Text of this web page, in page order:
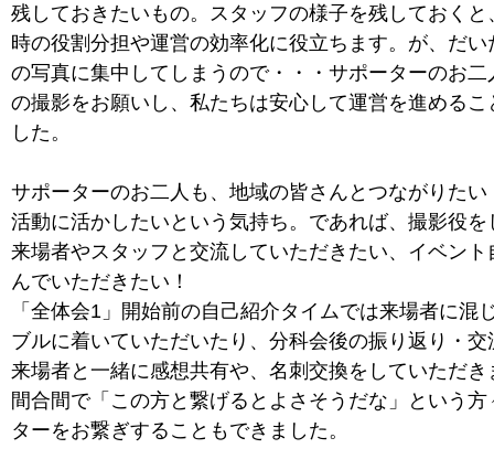
残しておきたいもの。スタッフの様子を残しておくと
時の役割分担や運営の効率化に役立ちます。が、だい
の写真に集中してしまうので・・・サポーターのお二
の撮影をお願いし、私たちは安心して運営を進めるこ
した。
サポーターのお二人も、地域の皆さんとつながりたい
活動に活かしたいという気持ち。であれば、撮影役を
来場者やスタッフと交流していただきたい、イベント
んでいただきたい！
「全体会1」開始前の自己紹介タイムでは来場者に混
ブルに着いていただいたり、分科会後の振り返り・交
来場者と一緒に感想共有や、名刺交換をしていただき
間合間で「この方と繋げるとよさそうだな」という方
ターをお繋ぎすることもできました。